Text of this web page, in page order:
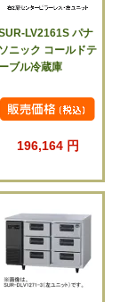
LV2161S パナ
ソニック コールドテ
ーブル冷蔵庫
196,164 円